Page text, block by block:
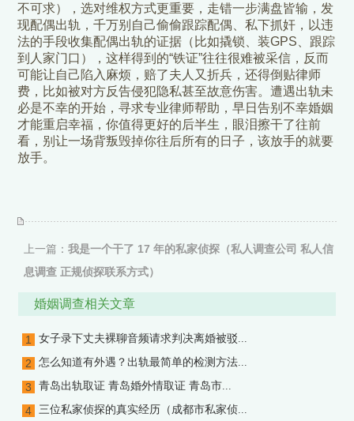
不可求），选对维权方式更重要，走错一步满盘皆输，发
现配偶出轨，千万别自己偷偷跟踪配偶、私下抓奸，以违
法的手段收集配偶出轨的证据（比如撬锁、装GPS、跟踪
到人家门口），这样得到的“铁证”往往很难被采信，反而
可能让自己陷入麻烦，赔了夫人又折兵，还得倒贴律师
费，比如被对方反告侵犯隐私甚至故意伤害。遭遇出轨未
必是不幸的开始，寻求专业律师帮助，早日告别不幸婚姻
才能重启幸福，你值得更好的后半生，眼泪擦干了往前
看，别让一场背叛毁掉你往后所有的日子，该放手的就要
放手。
上一篇： 我是一个干了 17 年的私家侦探（私人调查公司 私人信
息调查 正规侦探联系方式）
下一篇：婚外情取证的五大技巧及方法（台州市私家侦探 台州市
婚姻调查相关文章
1 女子录下丈夫裸聊音频请求判决离婚被驳...
2 怎么知道有外遇？出轨最简单的检测方法...
3 青岛出轨取证 青岛婚外情取证 青岛市...
4 三位私家侦探的真实经历（成都市私家侦...